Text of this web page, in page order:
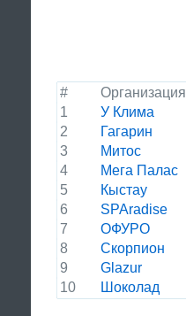
# Организация
1
У Клима
2
Гагарин
3
Митос
4
Мега Палас
5
Кыстау
6
SPAradise
7
ОФУРО
8
Скорпион
9
Glazur
10
Шоколад